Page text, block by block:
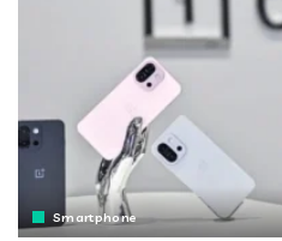
Smartphone